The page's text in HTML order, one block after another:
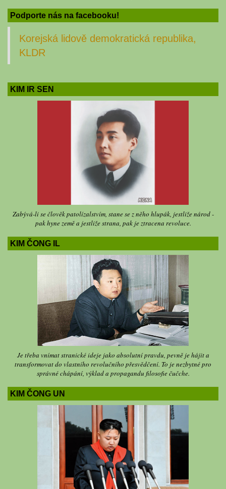
Podporte nás na facebooku!
Korejská lidově demokratická republika,
KLDR
KIM IR SEN
Zabývá-li se člověk patolízalstvím, stane se z něho hlupák, jestliže národ -
pak hyne země a jestliže strana, pak je ztracena revoluce.
KIM ČONG IL
Je třeba vnímat stranické ideje jako absolutní pravdu, pevně je hájit a
transformovat do vlastního revolučního přesvědčení. To je nezbytné pro
správné chápání, výklad a propagandu filosofie čučche.
KIM ČONG UN